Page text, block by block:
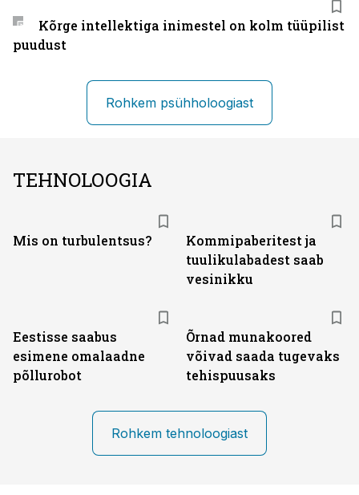
Kõrge intellektiga inimestel on kolm tüüpilist
puudust
Rohkem psühholoogiast
TEHNOLOOGIA
Mis on turbulentsus?
Kommipaberitest ja
tuulikulabadest saab
vesinikku
Eestisse saabus
esimene omalaadne
põllurobot
Õrnad munakoored
võivad saada tugevaks
tehispuusaks
Rohkem tehnoloogiast